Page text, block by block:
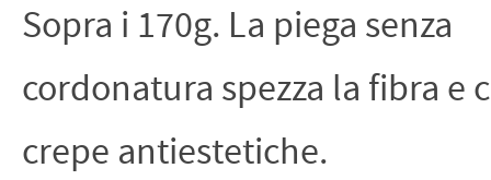
Sopra i 170g. La piega senza
cordonatura spezza la fibra e
crepe antiestetiche.